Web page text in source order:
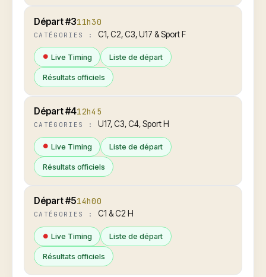
Départ #311h30
CATÉGORIES : C1, C2, C3, U17 & Sport F
Live Timing Liste de départ
Résultats officiels
Départ #412h45
CATÉGORIES : U17, C3, C4, Sport H
Live Timing Liste de départ
Résultats officiels
Départ #514h00
CATÉGORIES : C1 & C2 H
Live Timing Liste de départ
Résultats officiels